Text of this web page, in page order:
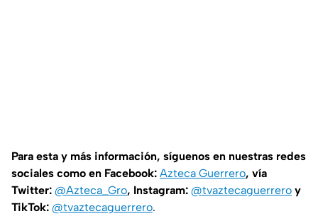
Para esta y más información, síguenos en nuestras redes
sociales como en Facebook: Azteca Guerrero, vía
Twitter: @Azteca_Gro, Instagram: @tvaztecaguerrero y
TikTok: @tvaztecaguerrero.